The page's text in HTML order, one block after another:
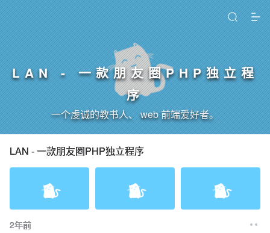
LAN - 一款朋友圈PHP独立程
序
一个虔诚的教书人、 web 前端爱好者。
LAN - 一款朋友圈PHP独立程序
2年前